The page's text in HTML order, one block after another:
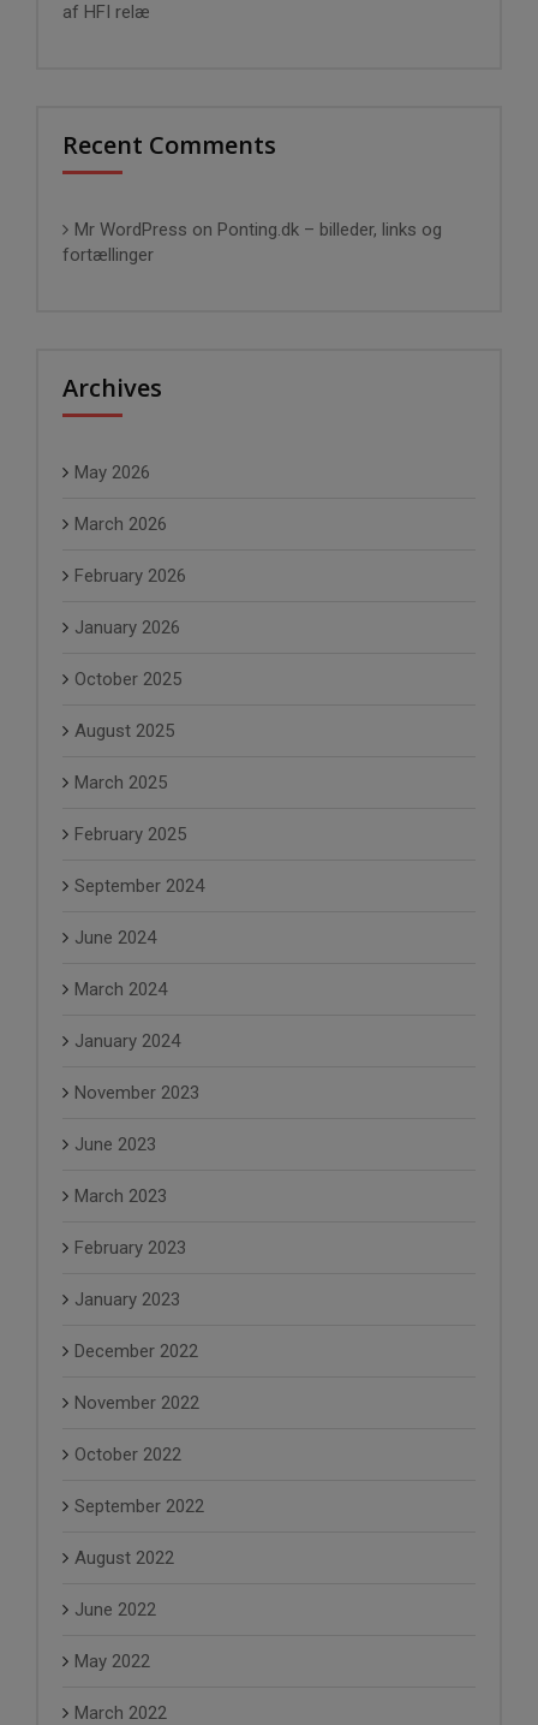
af HFI relæ
Recent Comments
Mr WordPress on Ponting.dk – billeder, links og
fortællinger
Archives
May 2026
March 2026
February 2026
January 2026
October 2025
August 2025
March 2025
February 2025
September 2024
June 2024
March 2024
January 2024
November 2023
June 2023
March 2023
February 2023
January 2023
December 2022
November 2022
October 2022
September 2022
August 2022
June 2022
May 2022
March 2022